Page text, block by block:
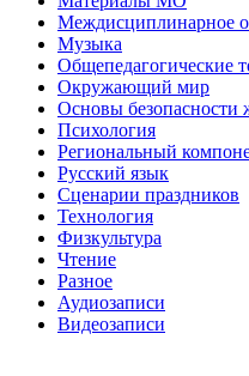
Междисциплинарное
Музыка
Общепедагогические
Окружающий мир
Основы безопасности
Психология
Региональный
Русский язык
Сценарии праздников
Технология
Физкультура
Чтение
Разное
Аудиозаписи
Видеозаписи